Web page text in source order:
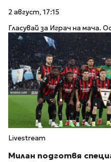
2 август, 17:15
Гласувай за Играч на мача.
Livestream
Милан подготвя